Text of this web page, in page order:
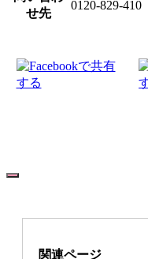
せ先
0120-829-410
関連ページ